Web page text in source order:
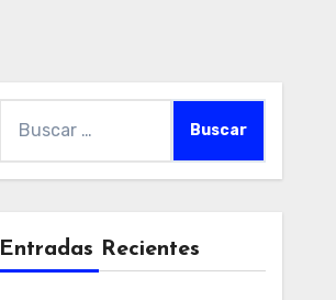
Entradas Recientes